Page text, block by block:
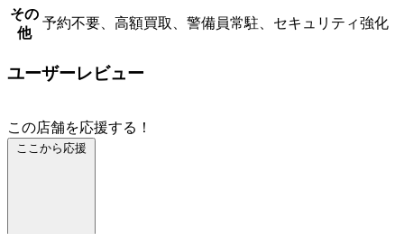
その
他
予約不要、高額買取、警備員常駐、セキュリティ強化
ユーザーレビュー
この店舗を応援する！
ここから応援